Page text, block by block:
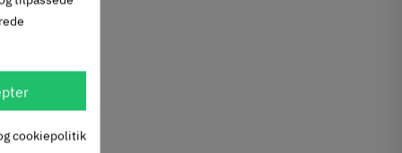
cookiepolitik